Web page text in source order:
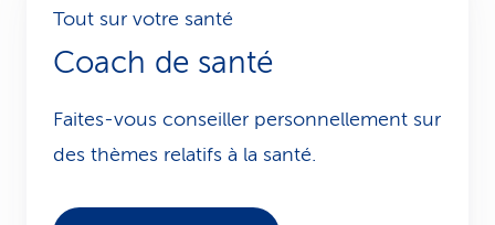
Tout sur votre santé
Coach de santé
Faites-vous conseiller personnellement sur
des thèmes relatifs à la santé.